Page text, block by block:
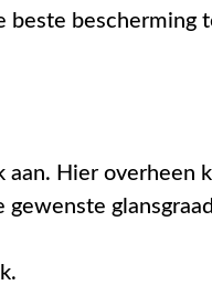
beste bescherming
Hier overheen